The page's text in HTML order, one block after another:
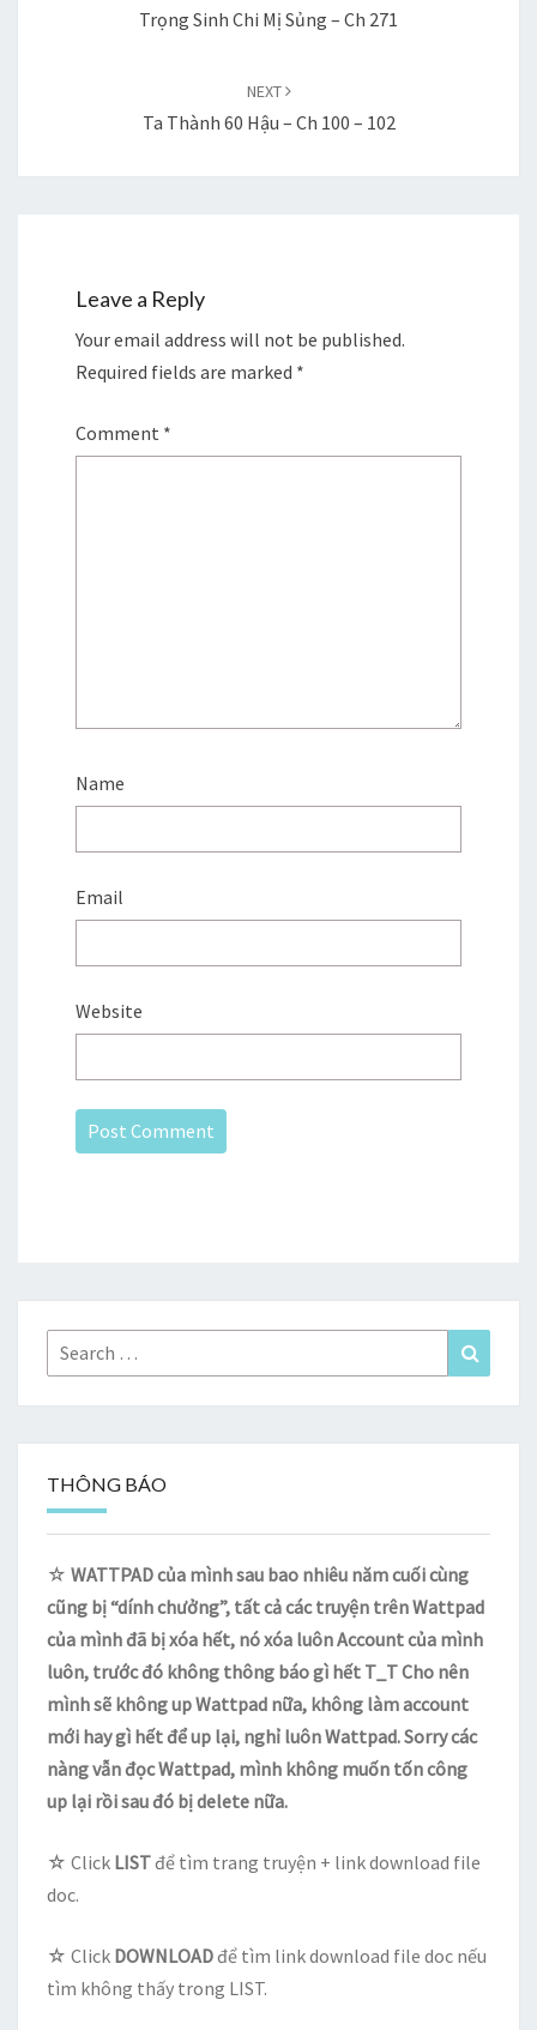
Trọng Sinh Chi Mị Sủng – Ch 271
NEXT
Ta Thành 60 Hậu – Ch 100 – 102
Leave a Reply
Your email address will not be published.
Required fields are marked *
Comment *
Name
Email
Website
Search
for:
THÔNG BÁO
☆ WATTPAD của mình sau bao nhiêu năm cuối cùng
cũng bị “dính chưởng”, tất cả các truyện trên Wattpad
của mình đã bị xóa hết, nó xóa luôn Account của mình
luôn, trước đó không thông báo gì hết T_T Cho nên
mình sẽ không up Wattpad nữa, không làm account
mới hay gì hết để up lại, nghỉ luôn Wattpad. Sorry các
nàng vẫn đọc Wattpad, mình không muốn tốn công
up lại rồi sau đó bị delete nữa.
☆ Click LISTđể tìm trang truyện + link download file
doc.
☆ Click DOWNLOADđể tìm link download file doc nếu
tìm không thấy trong LIST.